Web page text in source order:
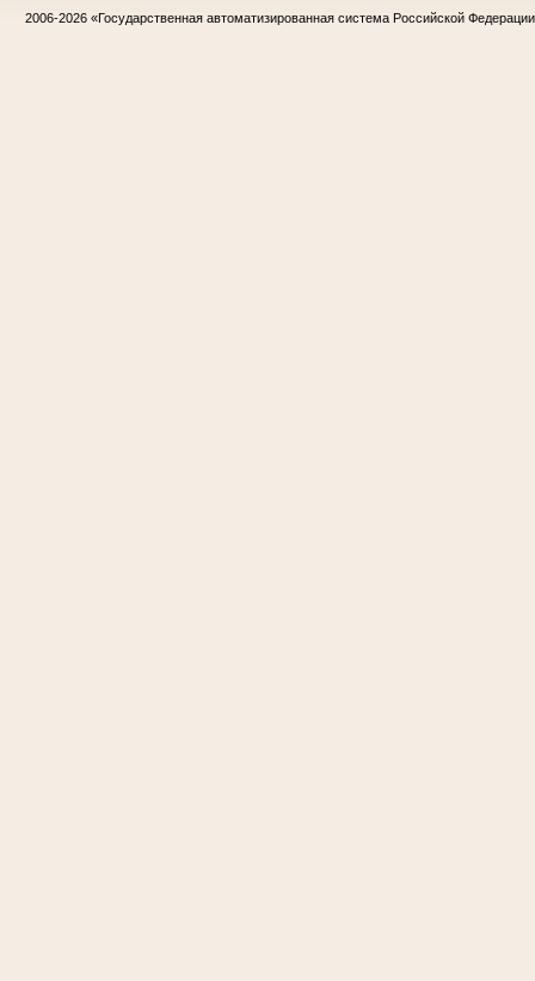
2006-2026 «Государственная автоматизированная система Российской